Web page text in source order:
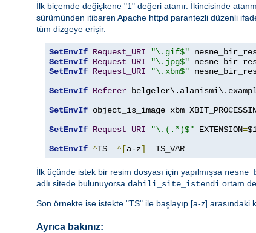
İlk biçemde değişkene "1" değeri atanır. İkincisinde
sürümünden itibaren Apache httpd parantezli düzenli
tüm dizgeye erişir.
SetEnvIf Request_URI "\.gif$"
SetEnvIf Request_URI "\.jpg$"
SetEnvIf Request_URI "\.xbm$"
SetEnvIf Referer
SetEnvIf object_is_image xbm
SetEnvIf Request_URI "\.(.*)$" EXTENSION=
SetEnvIf ^TS ^[a-z]
  TS_VAR
İlk üçünde istek bir resim dosyası için yapılmışsa
adlı sitede bulunuyorsa dahili_site_istendi ortam
Son örnekte ise istekte "TS" ile başlayıp [a-z] arasındaki
Ayrıca bakınız: